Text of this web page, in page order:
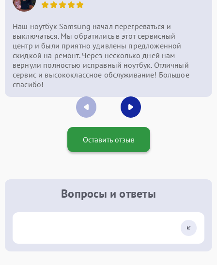
Наш ноутбук Samsung начал перегреваться и
выключаться. Мы обратились в этот сервисный
центр и были приятно удивлены предложенной
скидкой на ремонт. Через несколько дней нам
вернули полностью исправный ноутбук. Отличный
сервис и высококлассное обслуживание! Большое
спасибо!
Оставить отзыв
Вопросы и ответы